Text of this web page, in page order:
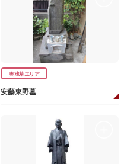
奥浅草エリア
安藤東野墓